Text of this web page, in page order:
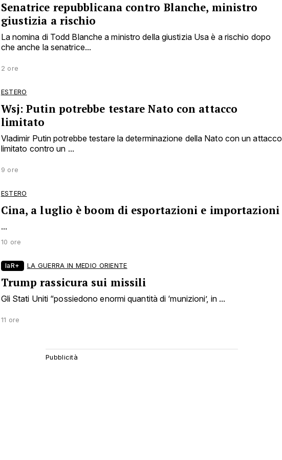
Senatrice repubblicana contro Blanche, ministro
giustizia a rischio
La nomina di Todd Blanche a ministro della giustizia Usa è a rischio dopo
che anche la senatrice...
2 ore
ESTERO
Wsj: Putin potrebbe testare Nato con attacco
limitato
Vladimir Putin potrebbe testare la determinazione della Nato con un attacco
limitato contro un ...
9 ore
ESTERO
Cina, a luglio è boom di esportazioni e importazioni
...
10 ore
laR+ LA GUERRA IN MEDIO ORIENTE
Trump rassicura sui missili
Gli Stati Uniti “possiedono enormi quantità di ‘munizioni’, in ...
11 ore